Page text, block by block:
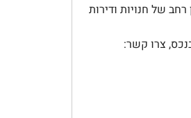
של חנויות ודירות
צרו קשר: